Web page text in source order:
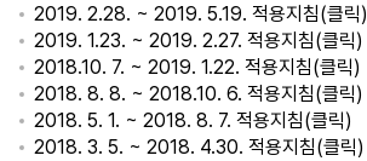
2019. 2.28. ~ 2019. 5.19. 적용지침(클릭)
2019. 1.23. ~ 2019. 2.27. 적용지침(클릭)
2018.10. 7. ~ 2019. 1.22. 적용지침(클릭)
2018. 8. 8. ~ 2018.10. 6. 적용지침(클릭)
2018. 5. 1. ~ 2018. 8. 7. 적용지침(클릭)
2018. 3. 5. ~ 2018. 4.30. 적용지침(클릭)